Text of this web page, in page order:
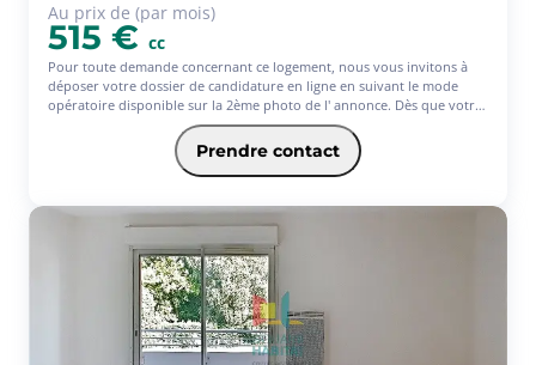
Au prix de (par mois)
515 € cc
Pour toute demande concernant ce logement, nous vous invitons à
déposer votre dossier de candidature en ligne en suivant le mode
opératoire disponible sur la 2ème photo de l' annonce. Dès que votre
dossier est complet, notre équipe vous contacte pour poursuivre l'
étude de votre candidature. Appartement en rez de chaussée d'une
surface de 30m2 composé d'une cuisine équipée (frigo combiné, hotte,
plaque, four) ouverte sur le séjour, un WC indépendant une
appartement se situe dans une maison divisée en deux lots. Le
quartier est très calme, les places de stationnement dans la rue sont
gratuites, et vous êtes tout de même proches des grands axes routiers
et des commodités. Disponible immédiatemment ! Les informations
sur les risques auxquels le bien est exposé sont disponibles sur le site
Géorisques : www.georisques.gouv.fr
Prendre contact